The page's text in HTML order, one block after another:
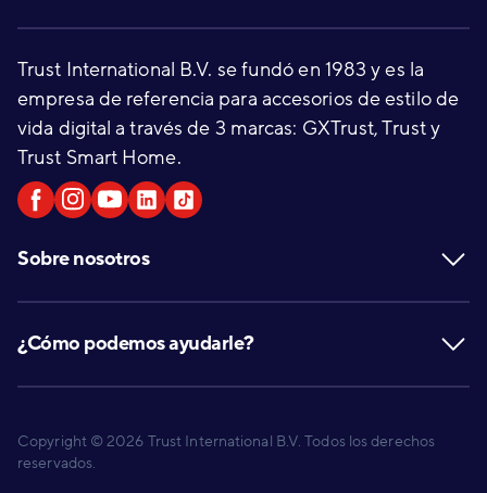
Trust International B.V. se fundó en 1983 y es la
empresa de referencia para accesorios de estilo de
vida digital a través de 3 marcas: GXTrust, Trust y
Trust Smart Home.
Sobre nosotros
¿Cómo podemos ayudarle?
Copyright © 2026 Trust International B.V. Todos los derechos
reservados.